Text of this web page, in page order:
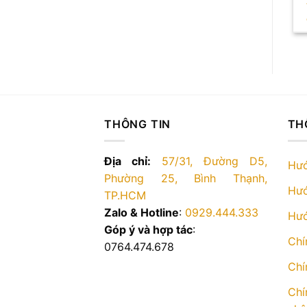
THÔNG TIN
Địa chỉ:
57/31, Đường D5,
Phường 25, Bình Thạnh,
TP.HCM
Zalo & Hotline: 0929.444.333
Góp ý và hợp tác:
0764.474.678